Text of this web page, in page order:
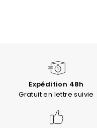
Expédition 48h
Gratuit en lettre suivie